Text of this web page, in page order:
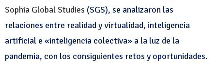
Sophia Global Studies (SGS), se analizaron las
relaciones entre realidad y virtualidad, inteligencia
artificial e «inteligencia colectiva» a la luz de la
pandemia, con los consiguientes retos y oportunidades.